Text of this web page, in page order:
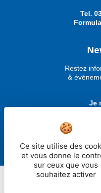
Tel.
Restez
&
Je
Ville de Molsheim
Réalisé avec ❤
Ce site utilise des
et vous donne le
sur ceux que vous
souhaitez activer